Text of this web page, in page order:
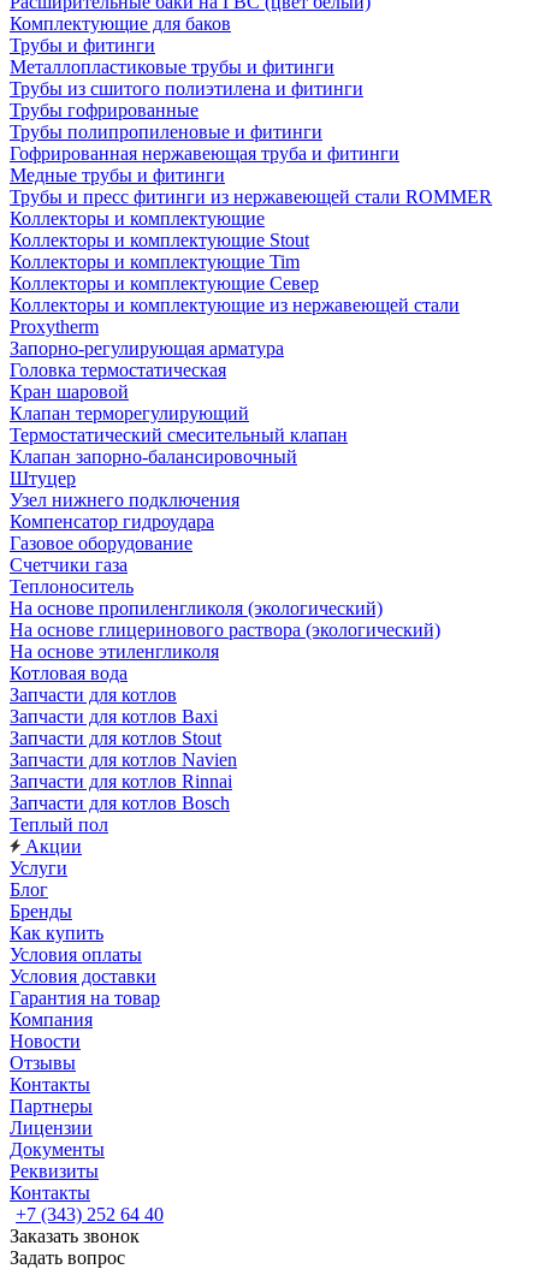
Комплектующие для баков
Трубы и фитинги
Металлопластиковые трубы и фитинги
Трубы из сшитого полиэтилена и фитинги
Трубы гофрированные
Трубы полипропиленовые и фитинги
Гофрированная нержавеющая труба и фитинги
Медные трубы и фитинги
Трубы и пресс фитинги из нержавеющей стали ROMMER
Коллекторы и комплектующие
Коллекторы и комплектующие Stout
Коллекторы и комплектующие Tim
Коллекторы и комплектующие Север
Коллекторы и комплектующие из нержавеющей стали
Proxytherm
Запорно-регулирующая арматура
Головка термостатическая
Кран шаровой
Клапан терморегулирующий
Термостатический смесительный клапан
Клапан запорно-балансировочный
Штуцер
Узел нижнего подключения
Компенсатор гидроудара
Газовое оборудование
Счетчики газа
Теплоноситель
На основе пропиленгликоля (экологический)
На основе глицеринового раствора (экологический)
На основе этиленгликоля
Котловая вода
Запчасти для котлов
Запчасти для котлов Baxi
Запчасти для котлов Stout
Запчасти для котлов Navien
Запчасти для котлов Rinnai
Запчасти для котлов Bosch
Теплый пол
Акции
Услуги
Блог
Бренды
Как купить
Условия оплаты
Условия доставки
Гарантия на товар
Компания
Новости
Отзывы
Контакты
Партнеры
Лицензии
Документы
Реквизиты
Контакты
+7 (343) 252 64 40
Заказать звонок
Задать вопрос